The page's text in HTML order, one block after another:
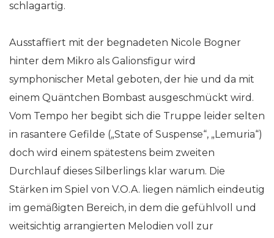
schlagartig.
Ausstaffiert mit der begnadeten Nicole Bogner
hinter dem Mikro als Galionsfigur wird
symphonischer Metal geboten, der hie und da mit
einem Quäntchen Bombast ausgeschmückt wird.
Vom Tempo her begibt sich die Truppe leider selten
in rasantere Gefilde („State of Suspense“, „Lemuria“)
doch wird einem spätestens beim zweiten
Durchlauf dieses Silberlings klar warum. Die
Stärken im Spiel von V.O.A. liegen nämlich eindeutig
im gemäßigten Bereich, in dem die gefühlvoll und
weitsichtig arrangierten Melodien voll zur